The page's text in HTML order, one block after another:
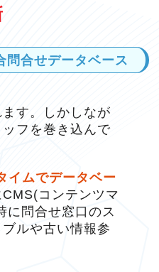
問合せデータベース
す。しかしなが
フを巻き込んで
イムでデータベー
コンテンツマ
に問合せ窓口のス
ルや古い情報参